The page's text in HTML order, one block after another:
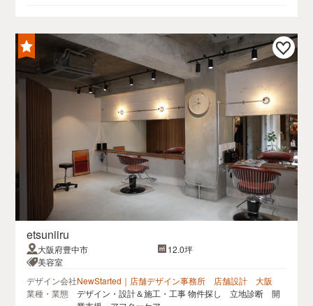
etsuniiru
大阪府豊中市
12.0坪
美容室
デザイン会社NewStarted｜店舗デザイン事務所 店舗設計 大阪
業種・業態
デザイン・設計＆施工・工事 物件探し 立地診断 開